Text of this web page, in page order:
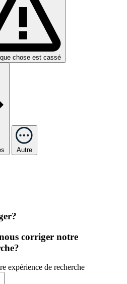
chose est cassé
Autre
corriger notre
expérience de recherche